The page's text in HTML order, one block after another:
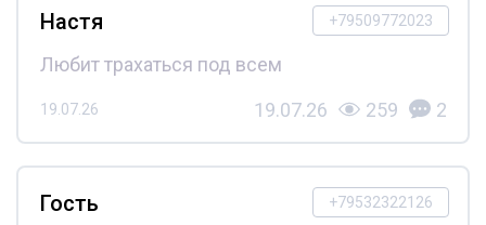
+79509772023
Настя
Любит трахаться под всем
19.07.26 19.07.26 259 2
+79532322126
Гость